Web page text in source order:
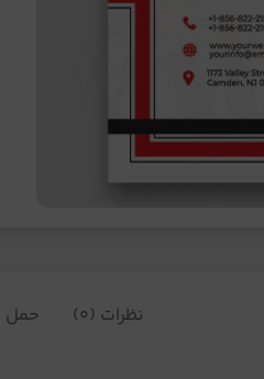
نظرات (0) حمل